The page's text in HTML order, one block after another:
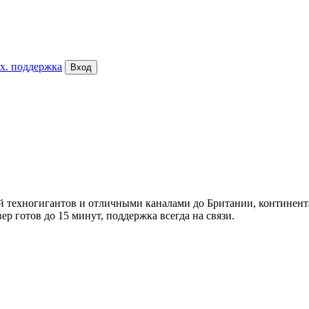
поддержка Вход
техногигантов и отличными каналами до Британии,
до 15 минут, поддержка всегда на связи.